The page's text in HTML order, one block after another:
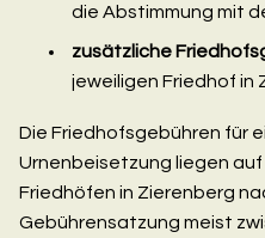
die Abstimmung mit
zusätzliche
jeweiligen Friedhof in
Die Friedhofsgebühren für
Urnenbeisetzung liegen
Friedhöfen in Zierenberg
Gebührensatzung meist